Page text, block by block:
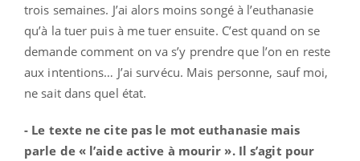
trois semaines. J’ai alors moins songé à l’euthanasie
qu’à la tuer puis à me tuer ensuite. C’est quand on se
demande comment on va s’y prendre que l’on en reste
aux intentions… J’ai survécu. Mais personne, sauf moi,
ne sait dans quel état.
- Le texte ne cite pas le mot euthanasie mais
parle de « l’aide active à mourir ». Il s’agit pour